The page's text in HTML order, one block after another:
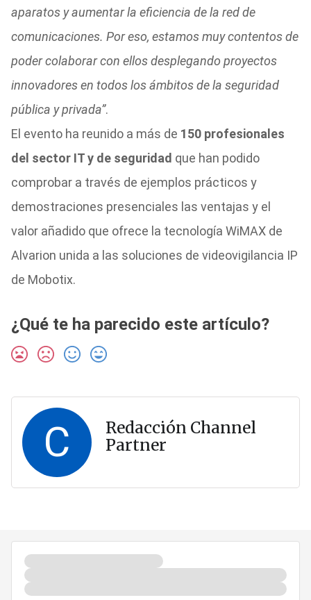
aparatos y aumentar la eficiencia de la red de
comunicaciones. Por eso, estamos muy contentos de
poder colaborar con ellos desplegando proyectos
innovadores en todos los ámbitos de la seguridad
pública y privada”.
El evento ha reunido a más de 150 profesionales
del sector IT y de seguridad que han podido
comprobar a través de ejemplos prácticos y
demostraciones presenciales las ventajas y el
valor añadido que ofrece la tecnología WiMAX de
Alvarion unida a las soluciones de videovigilancia IP
de Mobotix.
¿Qué te ha parecido este artículo?
C
Redacción Channel
Partner